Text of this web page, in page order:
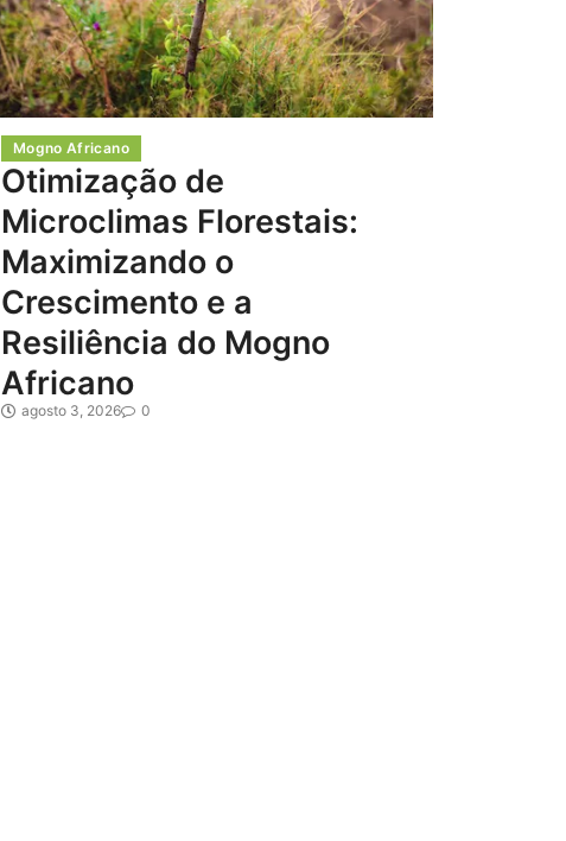
Mogno Africano
Otimização de
Microclimas Florestais:
Maximizando o
Crescimento e a
Resiliência do Mogno
Africano
agosto 3, 2026 0